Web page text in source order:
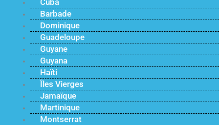
Barbade
Dominique
Guadeloupe
Guyane
Guyana
Haïti
Îles Vierges
Jamaïque
Martinique
Montserrat